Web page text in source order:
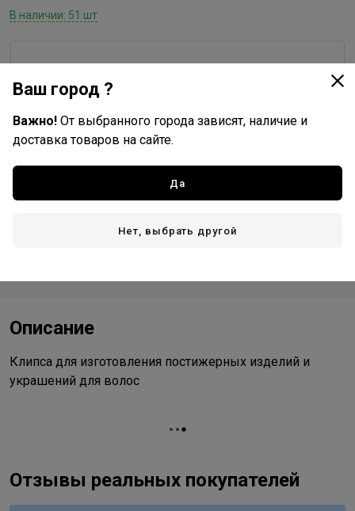
В наличии: 51 шт
Все товары бренда
Китай - страна бренда
Китай - страна производства
Описание
Клипса для изготовления постижерных изделий и
украшений для волос
Отзывы реальных покупателей
Ваш город ?
Важно! От выбранного города зависят, наличие и
доставка товаров на сайте.
Да
Нет, выбрать другой